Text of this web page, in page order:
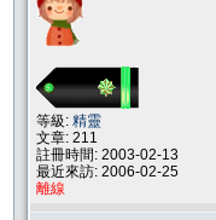
等級: 精靈
文章: 211
註冊時間: 2003-02-13
最近來訪: 2006-02-25
離線